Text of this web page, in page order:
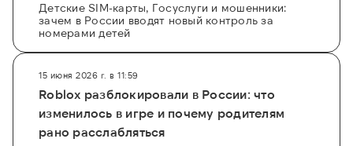
Детские SIM-карты, Госуслуги и мошенники:
зачем в России вводят новый контроль за
номерами детей
15 июня 2026 г. в 11:59
Roblox разблокировали в России: что
изменилось в игре и почему родителям
рано расслабляться